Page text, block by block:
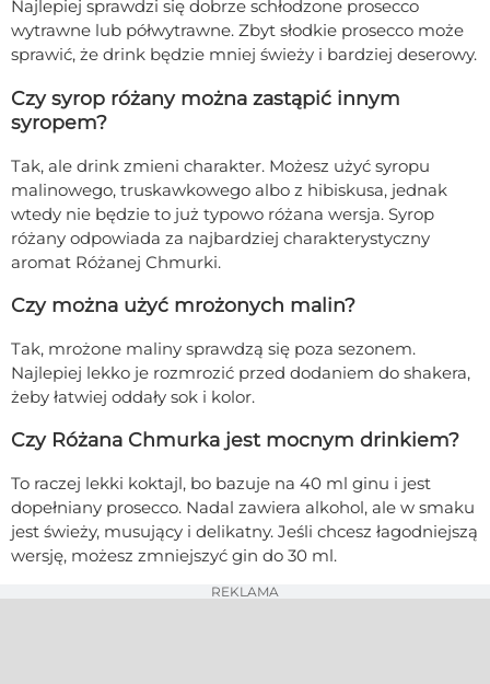
Najlepiej sprawdzi się dobrze schłodzone prosecco
wytrawne lub półwytrawne. Zbyt słodkie prosecco może
sprawić, że drink będzie mniej świeży i bardziej deserowy.
Czy syrop różany można zastąpić innym
syropem?
Tak, ale drink zmieni charakter. Możesz użyć syropu
malinowego, truskawkowego albo z hibiskusa, jednak
wtedy nie będzie to już typowo różana wersja. Syrop
różany odpowiada za najbardziej charakterystyczny
aromat Różanej Chmurki.
Czy można użyć mrożonych malin?
Tak, mrożone maliny sprawdzą się poza sezonem.
Najlepiej lekko je rozmrozić przed dodaniem do shakera,
żeby łatwiej oddały sok i kolor.
Czy Różana Chmurka jest mocnym drinkiem?
To raczej lekki koktajl, bo bazuje na 40 ml ginu i jest
dopełniany prosecco. Nadal zawiera alkohol, ale w smaku
jest świeży, musujący i delikatny. Jeśli chcesz łagodniejszą
wersję, możesz zmniejszyć gin do 30 ml.
REKLAMA